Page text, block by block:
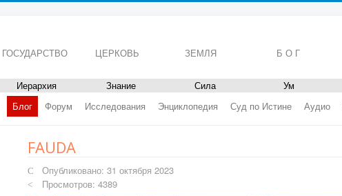
ГОСУДАРСТВО ЦЕРКОВЬ ЗЕМЛЯ Б О Г
Иерархия Знание Сила Ум
Блог Форум Исследования Энциклопедия Суд по Истине Аудио
FAUDA
Опубликовано: 31 октября 2023
Просмотров: 4389